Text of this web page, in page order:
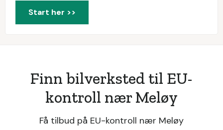
Start her >>
Finn bilverksted til EU-
kontroll nær Meløy
Få tilbud på EU-kontroll nær Meløy